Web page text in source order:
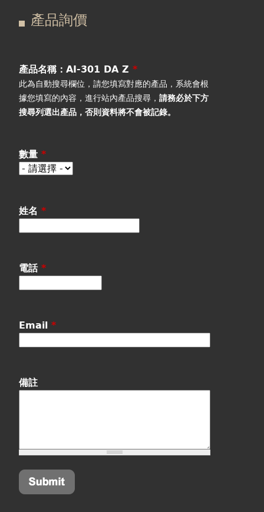
視聽室預約
線上商城
引
標
產品詢價
產品名稱：AI-301 DA Z*
此為自動搜尋欄位，請您填寫對應的產品，系統會根
據您填寫的內容，進行站內產品搜尋，請務必於下方
搜尋列選出產品 ，否則資料將不會被記錄。
數量*
姓名*
電話*
Email*
備註